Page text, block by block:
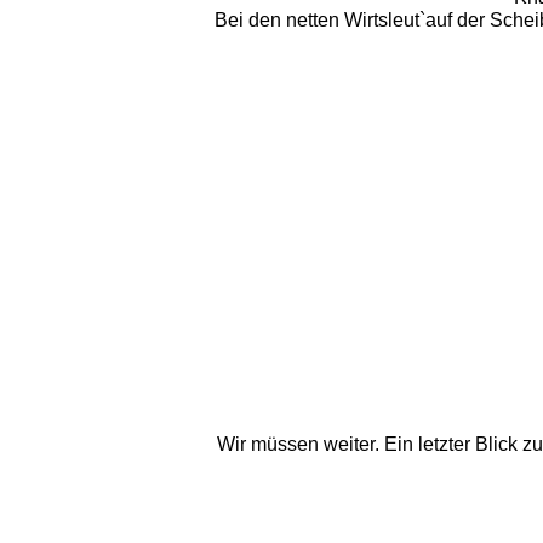
Wir müssen weiter. Ein letzter Blick
Bei den netten Wirtsleut`auf der